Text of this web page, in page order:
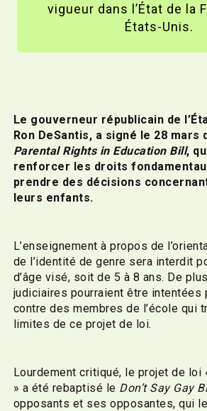
vigueur dans l’État de la
États-Unis.
Le gouverneur républicain de
Ron DeSantis, a signé le 28 mars
Parental Rights in Education Bill,
renforcer les droits
prendre des décisions
leurs enfants.
L’enseignement à propos de
de l’identité de genre sera interdit
d’âge visé, soit de 5 à 8 ans. De
judiciaires pourraient être intentées
contre des membres de l’école qui
limites de ce projet de loi.
Lourdement critiqué, le projet de loi
» a été rebaptisé le Don’t Say Gay
opposants et ses opposantes, qui